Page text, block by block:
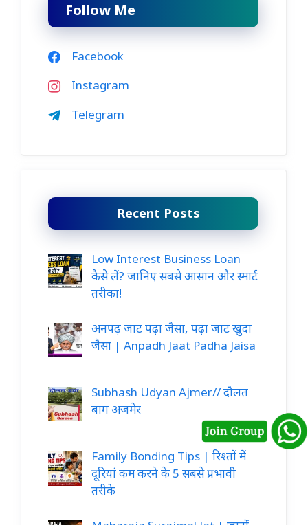
Follow Me
Facebook
Instagram
Telegram
Recent Posts
Low Interest Business Loan
कैसे लें? जानिए सबसे आसान और स्मार्ट
तरीका!
अनपढ़ जाट पढ़ा जैसा, पढ़ा जाट खुदा
जैसा | Anpadh Jaat Padha Jaisa
Subhash Udyan Ajmer// दौलत
बाग अजमेर
Family Bonding Tips | रिश्तों में
दूरियां कम करने के 5 सबसे प्रभावी
तरीके